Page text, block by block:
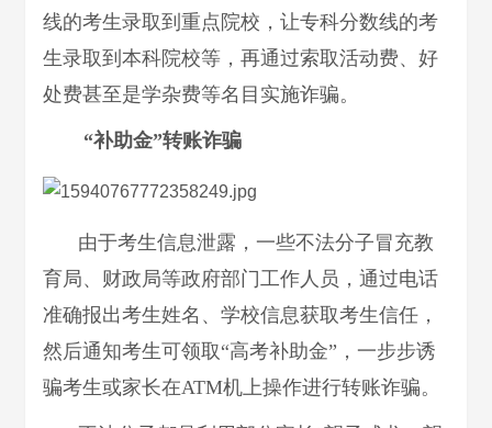
线的考生录取到重点院校，让专科分数线的考
生录取到本科院校等，再通过索取活动费、好
处费甚至是学杂费等名目实施诈骗。
“补助金”转账诈骗
由于考生信息泄露，一些不法分子冒充教
育局、财政局等政府部门工作人员，通过电话
准确报出考生姓名、学校信息获取考生信任，
然后通知考生可领取“高考补助金”，一步步诱
骗考生或家长在ATM机上操作进行转账诈骗。